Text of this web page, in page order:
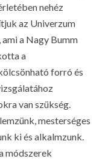
nehéz
az Univerzum
a Nagy Bumm
a
forró és
van szükség.
mesterséges
ki és alkalmzunk.
módszerek